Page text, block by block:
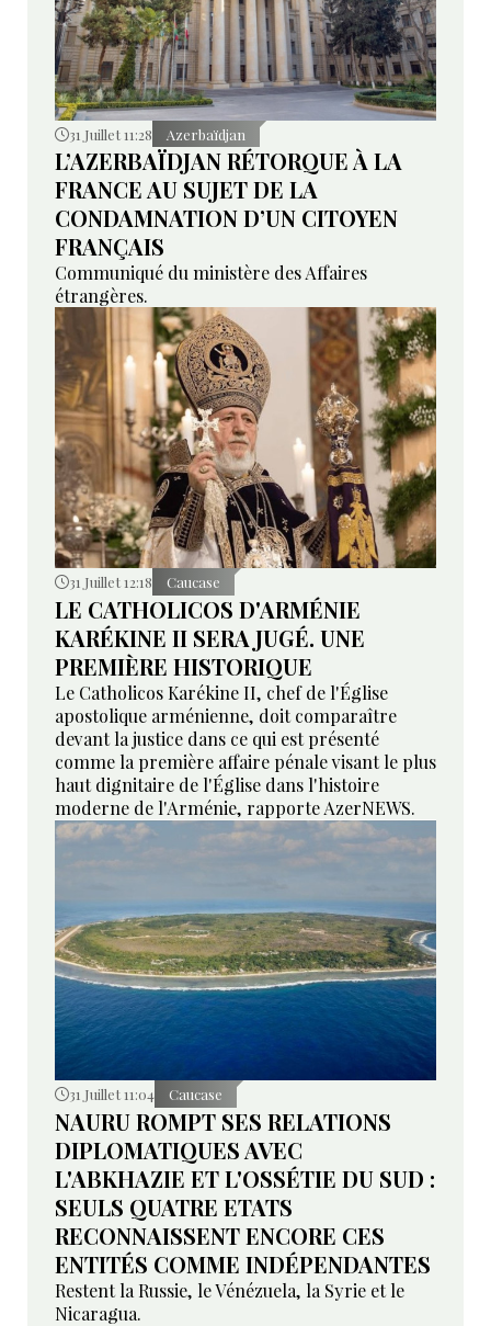
31 Juillet 11:28 Azerbaïdjan
L’AZERBAÏDJAN RÉTORQUE À LA
FRANCE AU SUJET DE LA
CONDAMNATION D’UN CITOYEN
FRANÇAIS
Communiqué du ministère des Affaires
étrangères.
31 Juillet 12:18 Caucase
LE CATHOLICOS D'ARMÉNIE
KARÉKINE II SERA JUGÉ. UNE
PREMIÈRE HISTORIQUE
Le Catholicos Karékine II, chef de l'Église
apostolique arménienne, doit comparaître
devant la justice dans ce qui est présenté
comme la première affaire pénale visant le plus
haut dignitaire de l'Église dans l'histoire
moderne de l'Arménie, rapporte AzerNEWS.
31 Juillet 11:04 Caucase
NAURU ROMPT SES RELATIONS
DIPLOMATIQUES AVEC
L'ABKHAZIE ET L'OSSÉTIE DU SUD :
SEULS QUATRE ETATS
RECONNAISSENT ENCORE CES
ENTITÉS COMME INDÉPENDANTES
Restent la Russie, le Vénézuela, la Syrie et le
Nicaragua.